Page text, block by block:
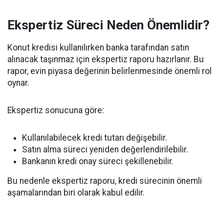
Ekspertiz Süreci Neden Önemlidir?
Konut kredisi kullanılırken banka tarafından satın
alınacak taşınmaz için ekspertiz raporu hazırlanır. Bu
rapor, evin piyasa değerinin belirlenmesinde önemli rol
oynar.
Ekspertiz sonucuna göre:
Kullanılabilecek kredi tutarı değişebilir.
Satın alma süreci yeniden değerlendirilebilir.
Bankanın kredi onay süreci şekillenebilir.
Bu nedenle ekspertiz raporu, kredi sürecinin önemli
aşamalarından biri olarak kabul edilir.